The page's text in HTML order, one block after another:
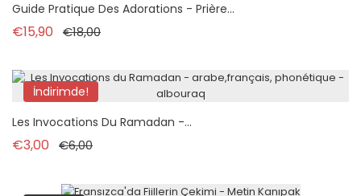
Guide Pratique Des Adorations - Prière...
€15,90 Normal fiyat
€18,00Fiyat
İndirimde!
Les Invocations Du Ramadan -...
€3,00 Normal fiyat
€6,00Fiyat